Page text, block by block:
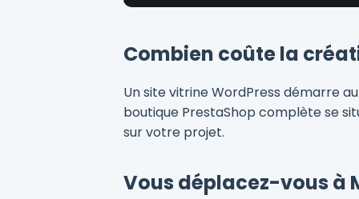
Combien coûte la
Un site vitrine WordPress démarre
boutique PrestaShop complète se
sur votre projet.
Vous déplacez-vous à